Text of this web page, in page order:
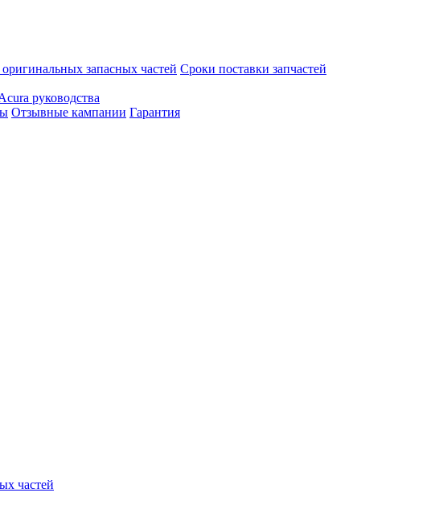
запасных частей Сроки поставки запчастей
руководства
Отзывные кампании Гарантия
частей